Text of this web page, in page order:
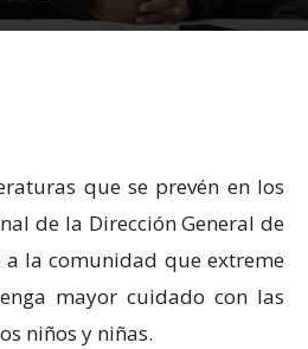
que se prevén en los
de la Dirección General de
a la comunidad que extreme
mayor cuidado con las
niños y niñas.